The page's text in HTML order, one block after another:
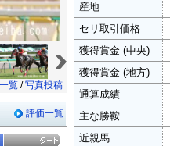
覧 /写真投稿
評価一覧
産地
セリ取引価格
獲得賞金 (中央)
獲得賞金 (地方)
通算成績
主な勝鞍
近親馬